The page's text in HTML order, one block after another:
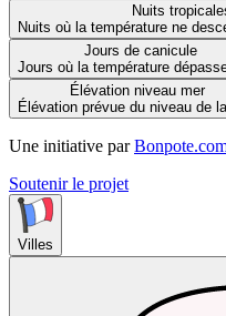
Nuits
Nuits où la température ne
Jours de canicule
Jours où la température
Élévation niveau mer
Élévation prévue du niveau de
Une initiative par
Soutenir le projet
Villes